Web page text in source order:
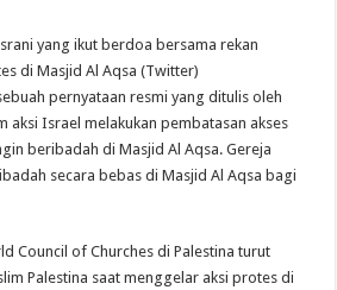
yang ikut berdoa bersama rekan
di Masjid Al Aqsa (Twitter)
pernyataan resmi yang ditulis oleh
aksi Israel melakukan pembatasan akses
beribadah di Masjid Al Aqsa. Gereja
secara bebas di Masjid Al Aqsa bagi
Council of Churches di Palestina turut
Palestina saat menggelar aksi protes di